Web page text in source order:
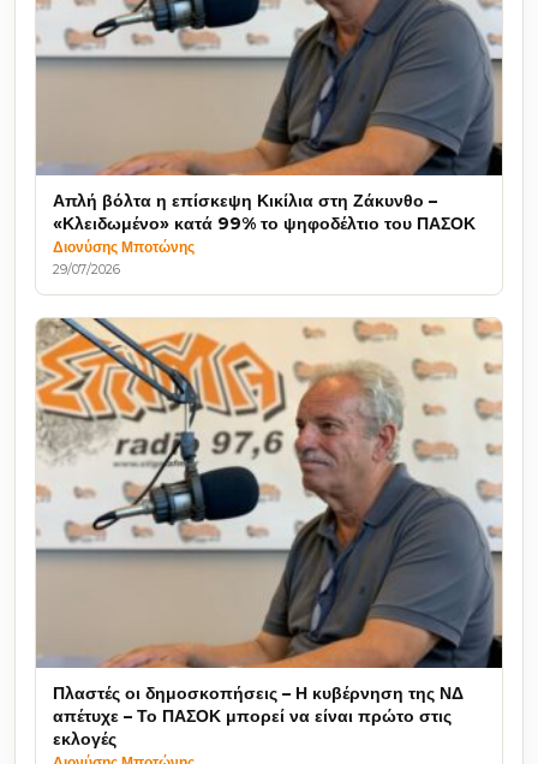
Απλή βόλτα η επίσκεψη Κικίλια στη Ζάκυνθο –
«Κλειδωμένο» κατά 99% το ψηφοδέλτιο του ΠΑΣΟΚ
Διονύσης Μποτώνης
29/07/2026
Πλαστές οι δημοσκοπήσεις – Η κυβέρνηση της ΝΔ
απέτυχε – Το ΠΑΣΟΚ μπορεί να είναι πρώτο στις
εκλογές